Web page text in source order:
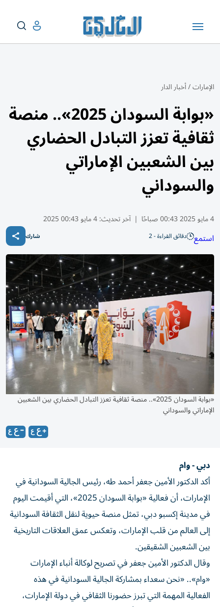
الإمارات/أخبار الدار
«بوابة السودان 2025».. منصة
ثقافية تعزز التبادل الحضاري
بين الشعبين الإماراتي
والسوداني
4 مايو 2025 00:43 صباحًا | آخر تحديث:4 مايو 00:43 2025
استمع دقائق القراءة - 2 شارك
«بوابة السودان 2025».. منصة ثقافية تعزز التبادل الحضاري بين الشعبين
الإماراتي والسوداني
دبي - وام
أكد الدكتور الأمين جعفر أحمد طه، رئيس الجالية السودانية في
الإمارات، أن فعالية «بوابة السودان 2025»، التي أقيمت اليوم
في مدينة إكسبو دبي، تمثل منصة حيوية لنقل الثقافة السودانية
إلى العالم من قلب الإمارات، وتعكس عمق العلاقات التاريخية
بين الشعبين الشقيقين.
وقال الدكتور الأمين جعفر في تصريح لوكالة أنباء الإمارات
«وام».. «نحن سعداء بمشاركة الجالية السودانية في هذه
الفعالية المهمة التي تبرز حضورنا الثقافي في دولة الإمارات،